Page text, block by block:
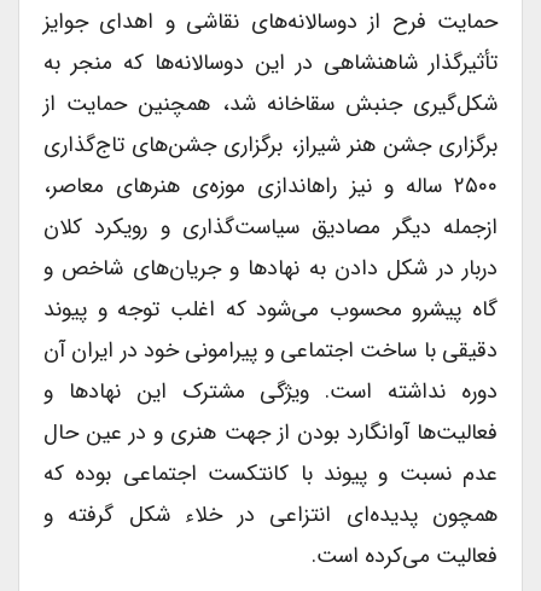
حمایت فرح از دوسالانه‌های نقاشی و اهدای جوایز
تأثیرگذار شاهنشاهی در این دوسالانه‌ها که منجر به
شکل‌گیری جنبش سقاخانه شد، همچنین حمایت از
برگزاری جشن هنر شیراز، برگزاری جشن‌های تاج‌گذاری
۲۵۰۰ ساله و نیز راه­اندازی موزه‌ی هنرهای معاصر،
ازجمله دیگر مصادیق سیاست‌گذاری و رویکرد کلان
دربار در شکل دادن به نهادها و جریان‌های شاخص و
گاه پیشرو محسوب می‌شود که اغلب توجه و پیوند
دقیقی با ساخت اجتماعی و پیرامونی خود در ایران آن
دوره نداشته است. ویژگی مشترک این نهادها و
فعالیت‌ها آوانگارد بودن از جهت هنری و در عین حال
عدم نسبت و پیوند با کانتکست اجتماعی بوده که
همچون پدیده‌ای انتزاعی در خلاء شکل گرفته و
فعالیت می‌کرده است.